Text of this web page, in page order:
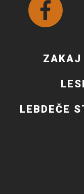
ZAKAJ
LEBDEČE